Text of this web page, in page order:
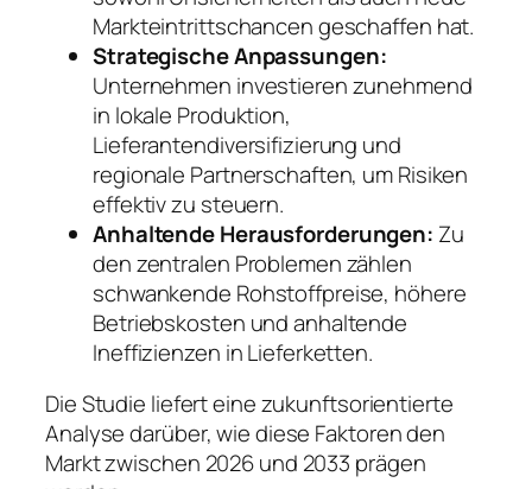
Markteintrittschancen geschaffen hat.
Strategische Anpassungen:
Unternehmen investieren zunehmend
in lokale Produktion,
Lieferantendiversifizierung und
regionale Partnerschaften, um Risiken
effektiv zu steuern.
Anhaltende Herausforderungen: Zu
den zentralen Problemen zählen
schwankende Rohstoffpreise, höhere
Betriebskosten und anhaltende
Ineffizienzen in Lieferketten.
Die Studie liefert eine zukunftsorientierte
Analyse darüber, wie diese Faktoren den
Markt zwischen 2026 und 2033 prägen